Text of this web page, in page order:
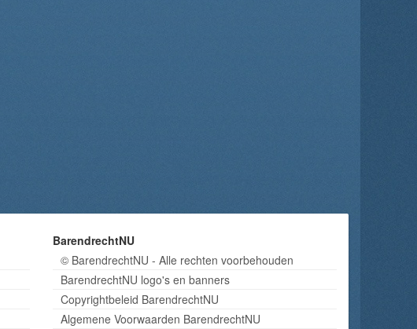
BarendrechtNU
© BarendrechtNU - Alle rechten voorbehouden
BarendrechtNU logo's en banners
Copyrightbeleid BarendrechtNU
Algemene Voorwaarden BarendrechtNU